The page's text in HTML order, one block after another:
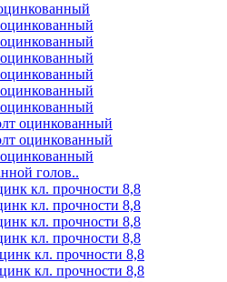
оцинкованный
оцинкованный
голов..
кл. прочности 8,8
кл. прочности 8,8
кл. прочности 8,8
кл. прочности 8,8
кл. прочности 8,8
кл. прочности 8,8